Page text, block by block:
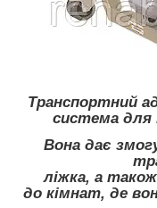
Транспортний
система для
Вона дає
ліжка, а
до кімнат, де